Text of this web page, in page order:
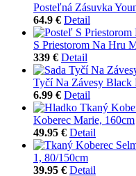
Posteľná Zásuvka
64.9 € Detail
S Priestorom Na Hru
339 € Detail
Tyčí Na Závesy Black
6.99 € Detail
Koberec Marie, 160cm
49.95 € Detail
1, 80/150cm
39.95 € Detail